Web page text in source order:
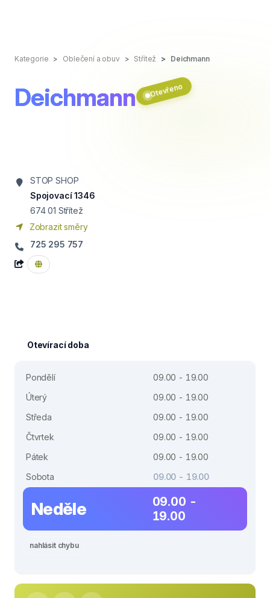
Kategorie Oblečení a obuv Střítež Deichmann
Deichmann Otevřeno
STOP SHOP
Spojovací 1346
674 01 Střítež
Zobrazit směry
725 295 757
Otevírací doba
Pondělí
09.00 - 19.00
Úterý
09.00 - 19.00
Středa
09.00 - 19.00
Čtvrtek
09.00 - 19.00
Pátek
09.00 - 19.00
Sobota
09.00 - 19.00
Neděle
09.00 -
19.00
nahlásit chybu